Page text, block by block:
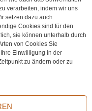
verarbeiten, indem wir uns
setzen dazu auch
Cookies sind für den
sie können unterhalb durch
von Cookies Sie
Einwilligung in der
zu ändern oder zu